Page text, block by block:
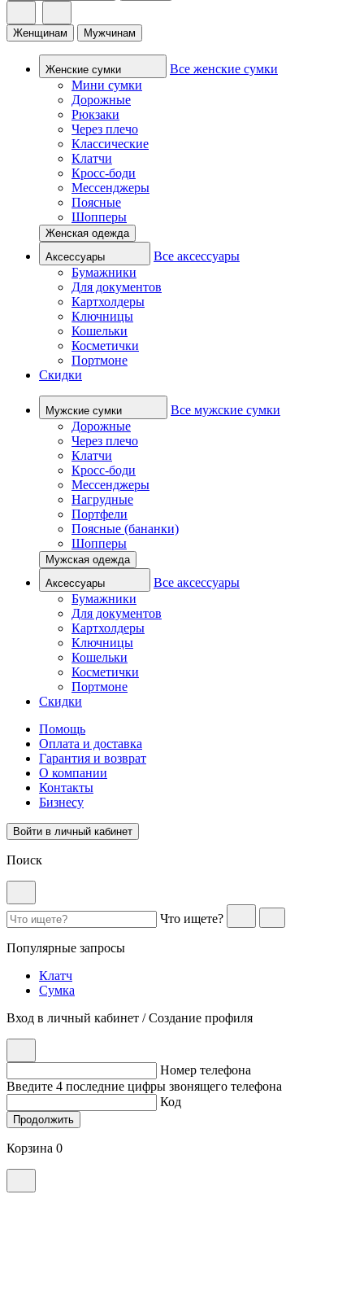
Женщинам Мужчинам
Женские сумки
Все женские сумки
Мини сумки
Дорожные
Рюкзаки
Через плечо
Классические
Клатчи
Кросс-боди
Мессенджеры
Поясные
Шопперы
Женская одежда
Аксессуары
Все аксессуары
Бумажники
Для документов
Картхолдеры
Ключницы
Кошельки
Косметички
Портмоне
Скидки
Мужские сумки
Все мужские сумки
Дорожные
Через плечо
Клатчи
Кросс-боди
Мессенджеры
Нагрудные
Портфели
Поясные (бананки)
Шопперы
Мужская одежда
Аксессуары
Все аксессуары
Бумажники
Для документов
Картхолдеры
Ключницы
Кошельки
Косметички
Портмоне
Скидки
Помощь
Оплата и доставка
Гарантия и возврат
О компании
Контакты
Бизнесу
Войти в личный кабинет
Поиск
Что ищете?
Популярные запросы
Клатч
Сумка
Вход в личный кабинет / Создание профиля
Номер телефона
Введите 4 последние цифры звонящего телефона
Код
Продолжить
Корзина 0